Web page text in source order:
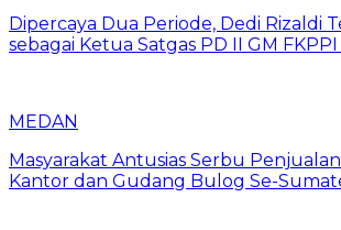
Dipercaya Dua Periode, Dedi Rizaldi
sebagai Ketua Satgas PD II GM
MEDAN
Masyarakat Antusias Serbu
Kantor dan Gudang Bulog Se-